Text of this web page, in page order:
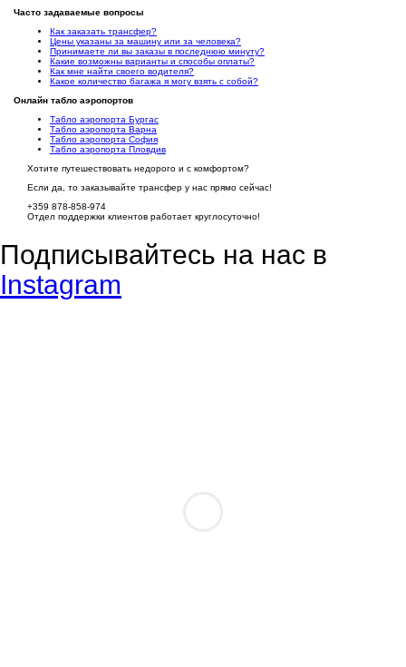
Часто задаваемые вопросы
Как заказать трансфер?
Цены указаны за машину или за человека?
Принимаете ли вы заказы в последнюю минуту?
Какие возможны варианты и способы оплаты?
Как мне найти своего водителя?
Какое количество багажа я могу взять с собой?
Онлайн табло аэропортов
Табло аэропорта Бургас
Табло аэропорта Варна
Табло аэропорта София
Табло аэропорта Пловдив
Хотите путешествовать недорого и с комфортом?
Если да, то заказывайте трансфер у нас прямо сейчас!
+359 878-858-974
Отдел поддержки клиентов работает круглосуточно!
Подписывайтесь на нас в
Instagram